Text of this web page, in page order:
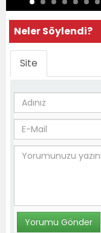
Neler Söylendi?
Site